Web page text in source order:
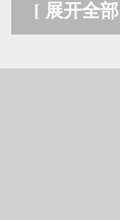
[ 展开全部